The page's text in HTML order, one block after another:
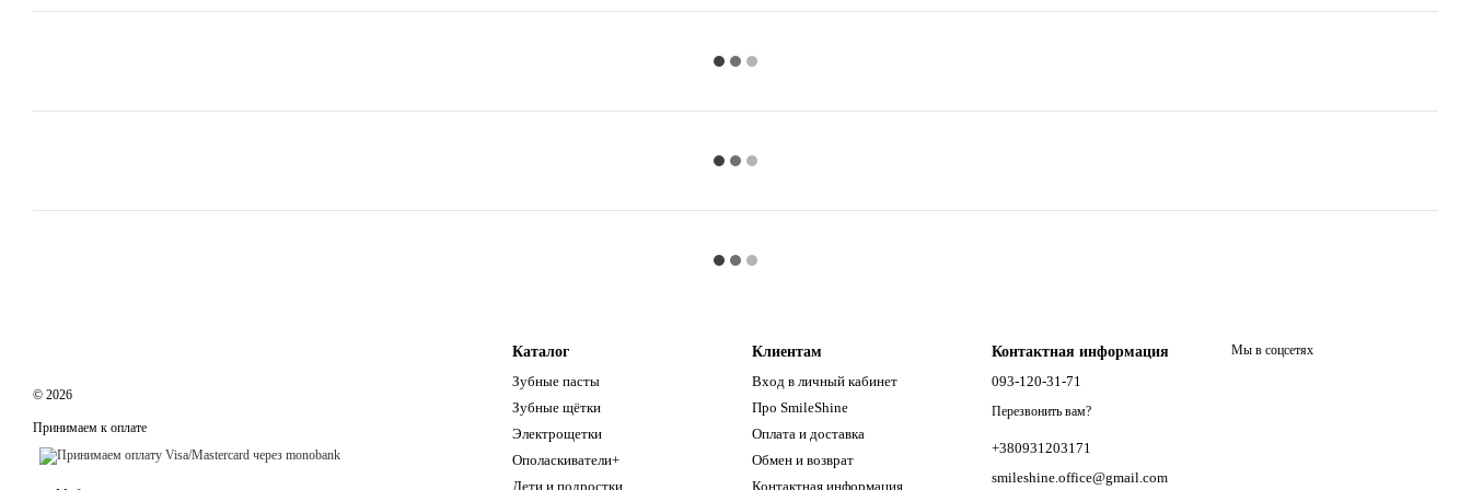
© 2026
Принимаем к оплате
Каталог
Зубные пасты
Зубные щётки
Электрощетки
Ополаскиватели+
Дети и подростки
Клиентам
Вход в личный кабинет
Про SmileShine
Оплата и доставка
Обмен и возврат
Контактная информация
Контактная информация
093-120-31-71
Перезвонить вам?
+380931203171
smileshine.office@gmail.com
Мы в соцсетях